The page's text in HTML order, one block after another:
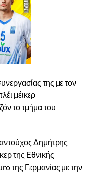
της με τον
μέικερ
το τμήμα του
Δημήτρης
της Εθνικής
της Γερμανίας με την